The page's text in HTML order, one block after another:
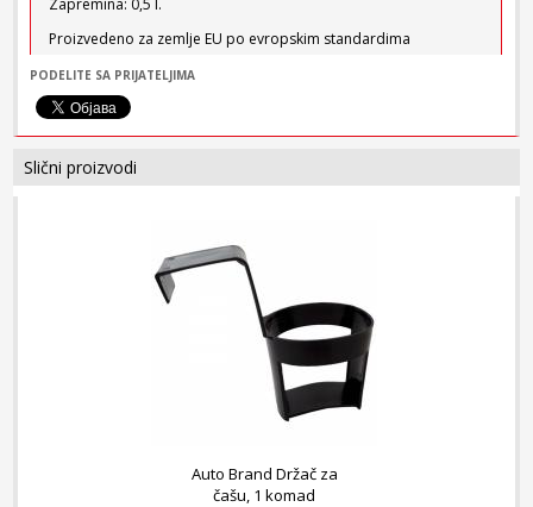
Zapremina: 0,5 l.
Proizvedeno za zemlje EU po evropskim standardima
Pakovanje: 1 komad
PODELITE SA PRIJATELJIMA
Slični proizvodi
Auto Brand Držač za
čašu, 1 komad